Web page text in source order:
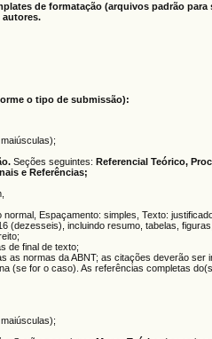
de formatação (arquivos padrão
autores.
o tipo de submissão):
Seções seguintes: Referencial Teórico,
e Referências;
Espaçamento: simples, Texto:
(dezesseis), incluindo resumo, tabelas,
de final de texto;
as normas da ABNT; as citações deverão ser
(se for o caso). As referências completas